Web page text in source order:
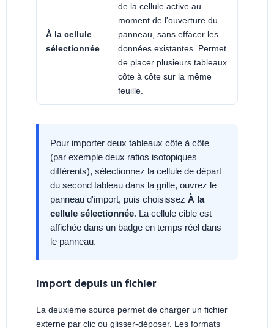
À la cellule
sélectionnée
de la cellule active au
moment de l'ouverture du
panneau, sans effacer les
données existantes. Permet
de placer plusieurs tableaux
côte à côte sur la même
feuille.
Pour importer deux tableaux côte à côte
(par exemple deux ratios isotopiques
différents), sélectionnez la cellule de départ
du second tableau dans la grille, ouvrez le
panneau d'import, puis choisissezÀ la
cellule sélectionnée. La cellule cible est
affichée dans un badge en temps réel dans
le panneau.
Import depuis un fichier
La deuxième source permet de charger un fichier
externe par clic ou glisser-déposer. Les formats